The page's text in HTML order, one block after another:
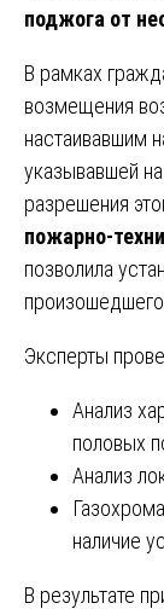
поджога от
В рамках
возмещения
настаивавшим
указывавшей
разрешения
пожарно-
позволила
произошедшего.
Эксперты
Анализ
половых
Анализ
наличие
В результате